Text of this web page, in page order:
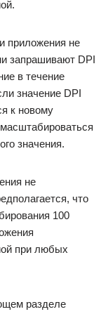
приложения не
запрашивают DPI
в течение
значение DPI
к новому
значения.
не
что
100
при любых
разделе